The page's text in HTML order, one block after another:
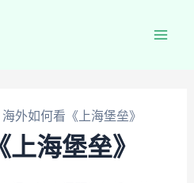
海外如何看《上海堡垒》
海堡垒》